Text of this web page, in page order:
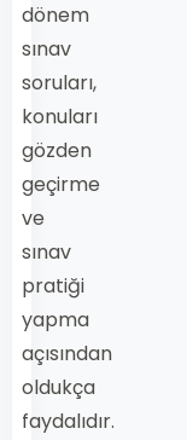
dönem
sınav
soruları,
konuları
gözden
geçirme
ve
sınav
pratiği
yapma
açısından
oldukça
faydalıdır.